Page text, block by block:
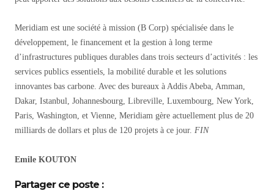
Meridiam est une société à mission (B Corp) spécialisée dans le
développement, le financement et la gestion à long terme
d’infrastructures publiques durables dans trois secteurs d’activités : les
services publics essentiels, la mobilité durable et les solutions
innovantes bas carbone. Avec des bureaux à Addis Abeba, Amman,
Dakar, Istanbul, Johannesbourg, Libreville, Luxembourg, New York,
Paris, Washington, et Vienne, Meridiam gère actuellement plus de 20
milliards de dollars et plus de 120 projets à ce jour. FIN
Emile KOUTON
Partager ce poste :